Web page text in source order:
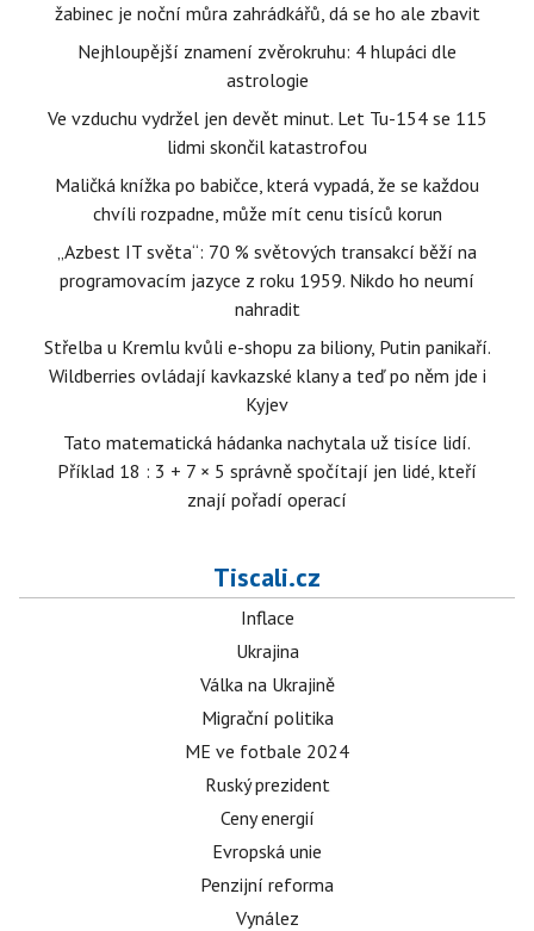
žabinec je noční můra zahrádkářů, dá se ho ale zbavit
Nejhloupější znamení zvěrokruhu: 4 hlupáci dle
astrologie
Ve vzduchu vydržel jen devět minut. Let Tu-154 se 115
lidmi skončil katastrofou
Maličká knížka po babičce, která vypadá, že se každou
chvíli rozpadne, může mít cenu tisíců korun
„Azbest IT světa“: 70 % světových transakcí běží na
programovacím jazyce z roku 1959. Nikdo ho neumí
nahradit
Střelba u Kremlu kvůli e-shopu za biliony, Putin panikaří.
Wildberries ovládají kavkazské klany a teď po něm jde i
Kyjev
Tato matematická hádanka nachytala už tisíce lidí.
Příklad 18 : 3 + 7 × 5 správně spočítají jen lidé, kteří
znají pořadí operací
Tiscali.cz
Inflace
Ukrajina
Válka na Ukrajině
Migrační politika
ME ve fotbale 2024
Ruský prezident
Ceny energií
Evropská unie
Penzijní reforma
Vynález